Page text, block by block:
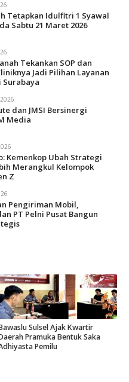
Tetapkan Idulfitri 1 Syawal
Sabtu 21 Maret 2026
Tekankan SOP dan
Jadi Pilihan Layanan
Surabaya
dan JMSI Bersinergi
Media
Kemenkop Ubah Strategi
Merangkul Kelompok
Z
Pengiriman Mobil,
PT Pelni Pusat Bangun
Sulsel Ajak Kwartir
Pramuka Bentuk Saka
Pemilu